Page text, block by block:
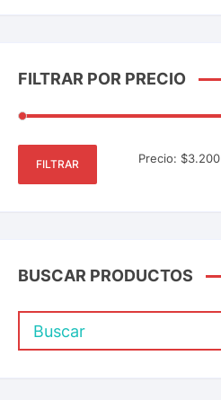
FILTRAR POR PRECIO
FILTRAR Precio: $3.200
BUSCAR PRODUCTOS